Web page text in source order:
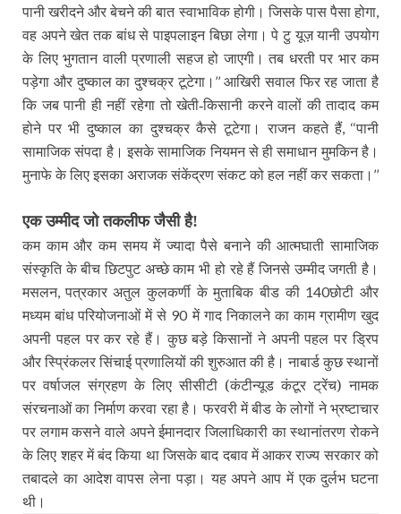
पानी खरीदने और बेचने की बात स्वाभाविक होगी। जिसके पास पैसा होगा,
वह अपने खेत तक बांध से पाइपलाइन बिछा लेगा। पे टु यूज़ यानी उपयोग
के लिए भुगतान वाली प्रणाली सहज हो जाएगी। तब धरती पर भार कम
पड़ेगा और दुष्काल का दुश्चक्र टूटेगा। ’’ आखिरी सवाल फिर रह जाता है
कि जब पानी ही नहीं रहेगा तो खेती-किसानी करने वालों की तादाद कम
होने पर भी दुष्काल का दुश्चक्र कैसे टूटेगा। राजन कहते हैं, ‘‘पानी
सामाजिक संपदा है। इसके सामाजिक नियमन से ही समाधान मुमकिन है।
मुनाफे के लिए इसका अराजक संकेंद्रण संकट को हल नहीं कर सकता। ’’
एक उम्मीद जो तकलीफ जैसी है!
कम काम और कम समय में ज्यादा पैसे बनाने की आत्मघाती सामाजिक
संस्कृति के बीच छिटपुट अच्छे काम भी हो रहे हैं जिनसे उम्मीद जगती है।
मसलन,पत्रकार अतुल कुलकर्णी के मुताबिक बीड की 140छोटी और
मध्यम बांध परियोजनाओं में से 90 में गाद निकालने का काम ग्रामीण खुद
अपनी पहल पर कर रहे हैं। कुछ बड़े किसानों ने अपनी पहल पर ड्रिप
और स्प्रिंकलर सिंचाई प्रणालियों की शुरुआत की है। नाबार्ड कुछ स्थानों
पर वर्षाजल संग्रहण के लिए सीसीटी (कंटीन्यूड कंटूर ट्रेंच) नामक
संरचनाओं का निर्माण करवा रहा है। फरवरी में बीड के लोगों ने भ्रष्टाचार
पर लगाम कसने वाले अपने ईमानदार जिलाधिकारी का स्थानांतरण रोकने
के लिए शहर में बंद किया था जिसके बाद दबाव में आकर राज्य सरकार को
तबादले का आदेश वापस लेना पड़ा। यह अपने आप में एक दुर्लभ घटना
थी।